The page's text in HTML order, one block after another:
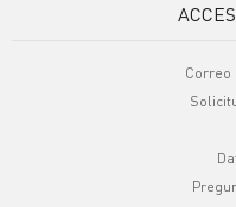
Correo